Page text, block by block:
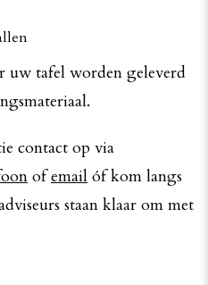
uw tafel worden geleverd
contact op via
ofemail óf kom langs
staan klaar om met